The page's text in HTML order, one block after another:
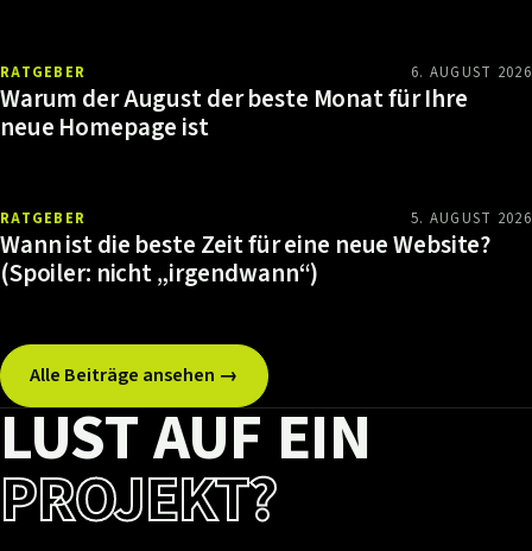
RATGEBER 6. AUGUST 2026
Warum der August der beste Monat für Ihre
neue Homepage ist
RATGEBER 5. AUGUST 2026
Wann ist die beste Zeit für eine neue Website?
(Spoiler: nicht „irgendwann“)
Alle Beiträge ansehen →
LUST AUF EIN
PROJEKT?